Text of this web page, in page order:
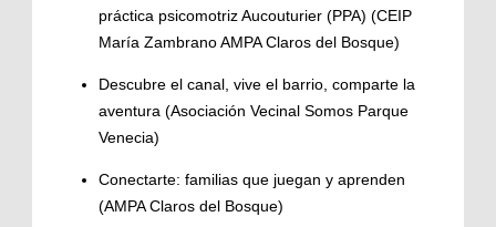
práctica psicomotriz Aucouturier (PPA) (CEIP
María Zambrano AMPA Claros del Bosque)
Descubre el canal, vive el barrio, comparte la
aventura (Asociación Vecinal Somos Parque
Venecia)
Conectarte: familias que juegan y aprenden
(AMPA Claros del Bosque)